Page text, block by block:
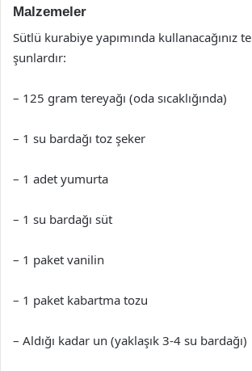
Malzemeler
Sütlü kurabiye yapımında kullanacağınız
şunlardır:
– 125 gram tereyağı (oda sıcaklığında)
– 1 su bardağı toz şeker
– 1 adet yumurta
– 1 su bardağı süt
– 1 paket vanilin
– 1 paket kabartma tozu
– Aldığı kadar un (yaklaşık 3-4 su bardağı)